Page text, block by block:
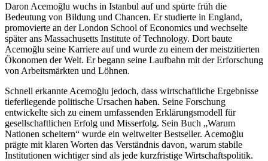
Daron Acemoğlu wuchs in Istanbul auf und spürte früh die
Bedeutung von Bildung und Chancen. Er studierte in England,
promovierte an der London School of Economics und wechselte
später ans Massachusetts Institute of Technology. Dort baute
Acemoğlu seine Karriere auf und wurde zu einem der meistzitierten
Ökonomen der Welt. Er begann seine Laufbahn mit der Erforschung
von Arbeitsmärkten und Löhnen.
Schnell erkannte Acemoğlu jedoch, dass wirtschaftliche Ergebnisse
tieferliegende politische Ursachen haben. Seine Forschung
entwickelte sich zu einem umfassenden Erklärungsmodell für
gesellschaftlichen Erfolg und Misserfolg. Sein Buch „Warum
Nationen scheitern“ wurde ein weltweiter Bestseller. Acemoğlu
prägte mit klaren Worten das Verständnis davon, warum stabile
Institutionen wichtiger sind als jede kurzfristige Wirtschaftspolitik.